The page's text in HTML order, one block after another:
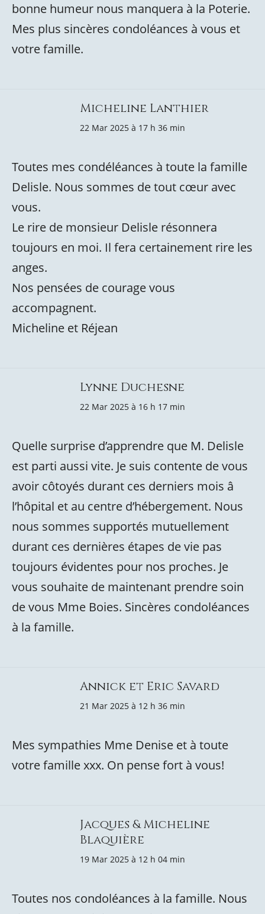
bonne humeur nous manquera à la Poterie.
Mes plus sincères condoléances à vous et
votre famille.
Micheline Lanthier
22 Mar 2025 à 17 h 36 min
Toutes mes condéléances à toute la famille
Delisle. Nous sommes de tout cœur avec
vous.
Le rire de monsieur Delisle résonnera
toujours en moi. Il fera certainement rire les
anges.
Nos pensées de courage vous
accompagnent.
Micheline et Réjean
Lynne Duchesne
22 Mar 2025 à 16 h 17 min
Quelle surprise d’apprendre que M. Delisle
est parti aussi vite. Je suis contente de vous
avoir côtoyés durant ces derniers mois â
l’hôpital et au centre d’hébergement. Nous
nous sommes supportés mutuellement
durant ces dernières étapes de vie pas
toujours évidentes pour nos proches. Je
vous souhaite de maintenant prendre soin
de vous Mme Boies. Sincères condoléances
à la famille.
Annick et Eric Savard
21 Mar 2025 à 12 h 36 min
Mes sympathies Mme Denise et à toute
votre famille xxx. On pense fort à vous!
Jacques & Micheline
Blaquière
19 Mar 2025 à 12 h 04 min
Toutes nos condoléances à la famille. Nous